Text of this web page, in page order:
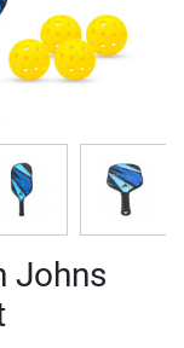
Johns